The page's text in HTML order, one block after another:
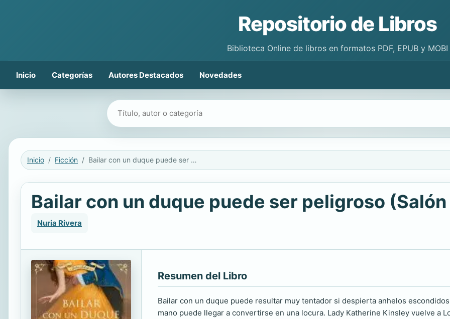
Repositorio de Libros
Biblioteca Online de libros en formatos PDF, EPUB y MOBI
Inicio Categorías Autores Destacados Novedades
Buscar libros
Inicio Ficción Bailar con un duque puede ser peligroso (Salón Selecto 1)
Bailar con un duque puede ser peligroso
Nuria Rivera
Resumen del Libro
Bailar con un duque puede resultar muy tentador si despierta anhelos
mano puede llegar a convertirse en una locura. Lady Katherine Kinsley vuelve a